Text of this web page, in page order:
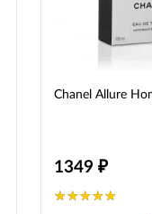
Chanel Allure
1349